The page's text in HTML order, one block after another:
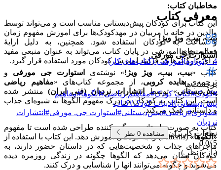
مخاطبان کتاب:
این کتاب برای کودکان پیش‌دبستانی مناسب است و می‌تواند توسط
والدین در خانه یا مربیان در مهدکودک‌ها برای اموزش مفهوم زمان
و ساعت به کودکان استفاده شود. همچنین، به دلیل ارایهٔ
فعالیت‌های اموزشی در پایان کتاب، می‌تواند به عنوان منبعی مفید
برای بزرگ‌ترها در فرایند اموزش کودکان مورد استفاده قرار گیرد.
معرفی کتاب
بیب، بیب، ویژ ویژ!
استوارت جی مورفی
کتاب «بیب، بیب، ویژ ویژ!» نوشته‌ی استوارت جی مورفی و
ترجمه‌یهایده کروبی، از مجموعه کتاب‌های «مفاهیم ریاضی
پیش‌دبستانی» توسط انتشارات نردبان (فنی ایران) منتشر شده
است. این کتاب به کودکان در درک مفهوم الگوها به شیوه‌ای جذاب
و داستانی کمک می‌کند.
کتاب به صورت داستانی سرگرم‌کننده طراحی شده است تا مفهوم
«الگوها»
(Patterns) را به کودکان اموزش دهد. این کتاب با استفاده از
ماجراهای جذاب و شخصیت‌هایی که در داستان حضور دارند، به
کودکان نشان می‌دهد که الگوها چگونه در زندگی روزمره دیده
می‌شوند و چگونه می‌توانند انها را شناسایی و درک کنند.
دسته‌بندی‌ها
4+ (نوباوه)
آموزشی (کتاب‌های کار)
برچسب‌ها
#کودک#کتاب کودک#مفاهیم ریاضی#الگوها#مفاهیم
پیش‌دبستانی#ادبیات کودک#کتاب
تصویری#ریاضی#پیش‌دبستلنی# استوارت جی. مورفی# انتشارات
نردبان
نظرات کاربران
مشاهده 0 نظر
5 /
0.0
( از ۰ نظر )